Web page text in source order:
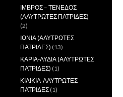
ΙΜΒΡΟΣ – ΤΕΝΕΔΟΣ
(ΑΛΥΤΡΩΤΕΣ ΠΑΤΡΙΔΕΣ)
(2)
ΙΩΝΙΑ (ΑΛΥΤΡΩΤΕΣ
ΠΑΤΡΙΔΕΣ) (13)
ΚΑΡΙΑ-ΛΥΔΙΑ (ΑΛΥΤΡΩΤΕΣ
ΠΑΤΡΙΔΕΣ) (1)
ΚΙΛΙΚΙΑ-ΑΛΥΤΡΩΤΕΣ
ΠΑΤΡΙΔΕΣ (1)